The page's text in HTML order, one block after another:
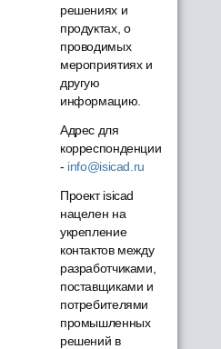
решениях и
продуктах, о
проводимых
мероприятиях и
другую
информацию.
Адрес для
корреспонденции
- info@isicad.ru
Проект isicad
нацелен на
укрепление
контактов между
разработчиками,
поставщиками и
потребителями
промышленных
решений в